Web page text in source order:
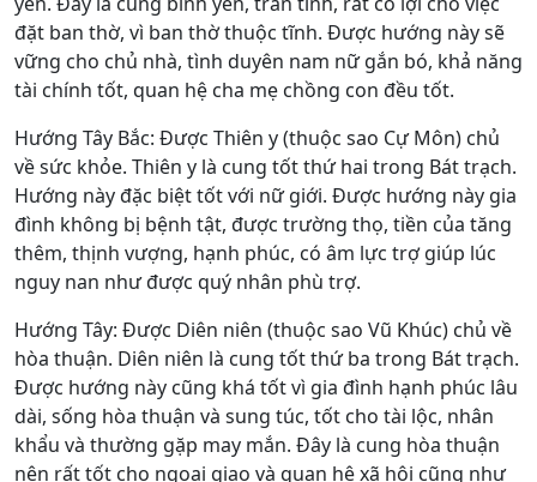
đặt ban thờ, vì ban thờ thuộc tĩnh. Được hướng này sẽ
vững cho chủ nhà, tình duyên nam nữ gắn bó, khả năng
tài chính tốt, quan hệ cha mẹ chồng con đều tốt.
Hướng Tây Bắc: Được Thiên y (thuộc sao Cự Môn) chủ
về sức khỏe. Thiên y là cung tốt thứ hai trong Bát trạch.
Hướng này đặc biệt tốt với nữ giới. Được hướng này gia
đình không bị bệnh tật, được trường thọ, tiền của tăng
thêm, thịnh vượng, hạnh phúc, có âm lực trợ giúp lúc
nguy nan như được quý nhân phù trợ.
Hướng Tây: Được Diên niên (thuộc sao Vũ Khúc) chủ về
hòa thuận. Diên niên là cung tốt thứ ba trong Bát trạch.
Được hướng này cũng khá tốt vì gia đình hạnh phúc lâu
dài, sống hòa thuận và sung túc, tốt cho tài lộc, nhân
khẩu và thường gặp may mắn. Đây là cung hòa thuận
nên rất tốt cho ngoại giao và quan hệ xã hội cũng như